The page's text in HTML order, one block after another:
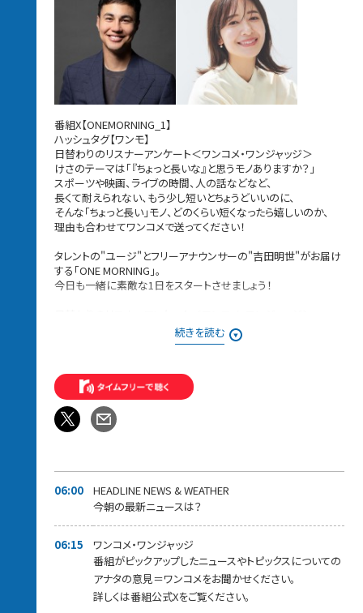
番組X【ONEMORNING_1】
ハッシュタグ【ワンモ】
日替わりのリスナーアンケート＜ワンコメ・ワンジャッジ＞
けさのテーマは「『ちょっと長いな』と思うモノありますか？」
スポーツや映画、ライブの時間、人の話などなど、
長くて耐えられない、もう少し短いとちょうどいいのに、
そんな「ちょっと長い」モノ、どのくらい短くなったら嬉しいのか、
理由も合わせてワンコメで送ってください！
タレントの"ユージ"とフリーアナウンサーの"吉田明世"がお届け
する「ONE MORNING」。
今日も一緒に素敵な1日をスタートさせましょう！
★ONE MORNING 公式Xで実施！★
みなさんからの「BEST HITS REQUEST」もHPから募集中！！
採用された方には番組オリジナルステッカーをプレゼントしてい
ます。
続きを読む
06:00
HEADLINE NEWS & WEATHER
今朝の最新ニュースは？
06:15
ワンコメ・ワンジャッジ
番組がピックアップしたニュースやトピックスについての
アナタの意見＝ワンコメをお聞かせください。
詳しくは番組公式Xをご覧ください。